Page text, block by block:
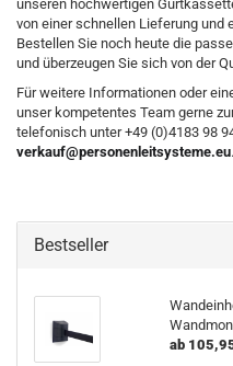
unseren hochwertigen
von einer schnellen Lieferung und
Bestellen Sie noch heute die
und überzeugen Sie sich von der
Für weitere Informationen oder
unser kompetentes Team gerne
telefonisch unter +49 (0)4183 98
verkauf@personenleitsysteme.eu.
Bestseller
ab